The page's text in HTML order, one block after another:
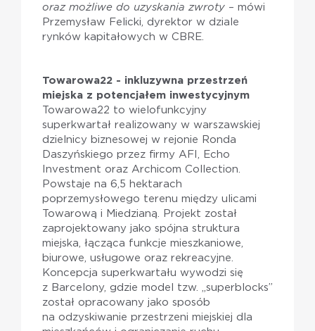
oraz możliwe do uzyskania zwroty – mówi
Przemysław Felicki, dyrektor w dziale
rynków kapitałowych w CBRE.
Towarowa22 - inkluzywna przestrzeń
miejska z potencjałem inwestycyjnym
Towarowa22 to wielofunkcyjny
superkwartał realizowany w warszawskiej
dzielnicy biznesowej w rejonie Ronda
Daszyńskiego przez firmy AFI, Echo
Investment oraz Archicom Collection.
Powstaje na 6,5 hektarach
poprzemysłowego terenu między ulicami
Towarową i Miedzianą. Projekt został
zaprojektowany jako spójna struktura
miejska, łącząca funkcje mieszkaniowe,
biurowe, usługowe oraz rekreacyjne.
Koncepcja superkwartału wywodzi się
z Barcelony, gdzie model tzw. „superblocks”
został opracowany jako sposób
na odzyskiwanie przestrzeni miejskiej dla